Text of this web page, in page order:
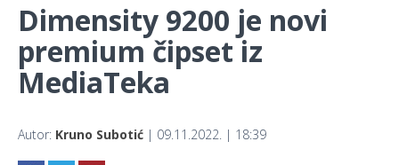
Dimensity 9200 je novi
premium čipset iz
MediaTeka
Autor: Kruno Subotić | 09.11.2022. | 18:39